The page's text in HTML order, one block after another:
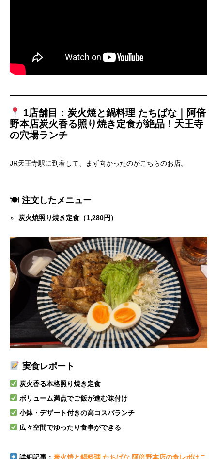
1店舗目：炭火焼と鍋料理 たちばな｜
阿倍
野本店炭火香る照り焼き定食が絶品！天王寺
の穴場ランチ
JR天王寺駅に到着して、まず向かったのがこちらのお店。
🍽 注文したメニュー
炭火焼照り焼き定食（1,280円）
実食レポート
炭火香る本格照り焼き定食
ボリューム満点でご飯が進む味付け
小鉢・デザート付きの高コスパランチ
広々空間でゆったり食事ができる
詳細記事： 炭火焼と鍋料理 たちばな 阿倍野本店の食レポはこ